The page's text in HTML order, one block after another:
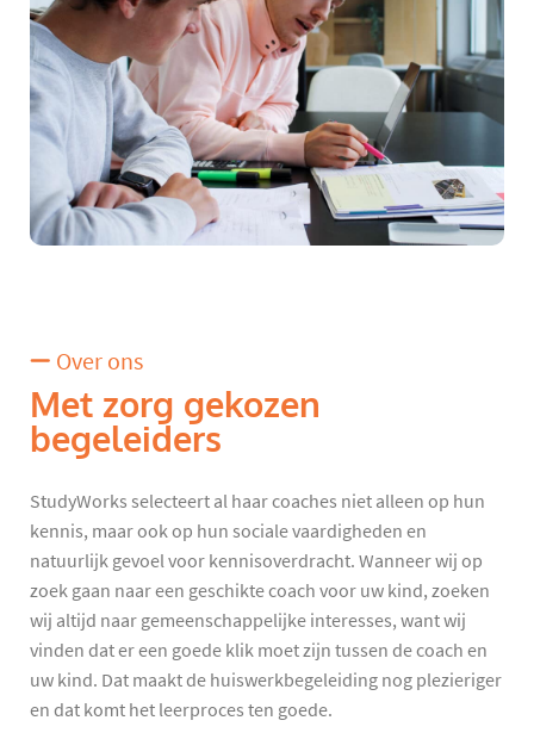
Over ons
Met zorg gekozen
begeleiders
StudyWorks selecteert al haar coaches niet alleen op hun
kennis, maar ook op hun sociale vaardigheden en
natuurlijk gevoel voor kennisoverdracht. Wanneer wij op
zoek gaan naar een geschikte coach voor uw kind, zoeken
wij altijd naar gemeenschappelijke interesses, want wij
vinden dat er een goede klik moet zijn tussen de coach en
uw kind. Dat maakt de huiswerkbegeleiding nog plezieriger
en dat komt het leerproces ten goede.